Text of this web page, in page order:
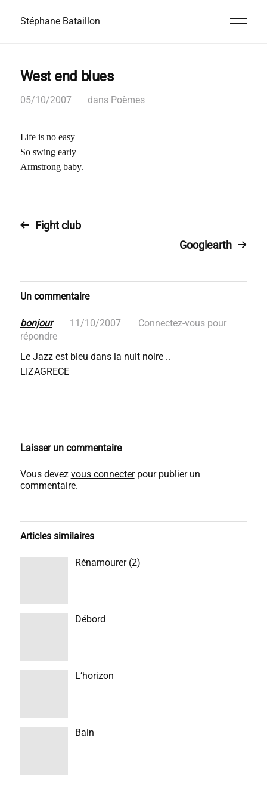
Stéphane Bataillon
West end blues
05/10/2007 dans Poèmes
Life is no easy
So swing early
Armstrong baby.
Fight club
Googlearth
Un commentaire
bonjour 11/10/2007
Connectez-vous pour
répondre
Le Jazz est bleu dans la nuit noire ..
LIZAGRECE
Laisser un commentaire
Vous devez vous connecterpour publier un
commentaire.
Articles similaires
Rénamourer (2)
Débord
L’horizon
Bain